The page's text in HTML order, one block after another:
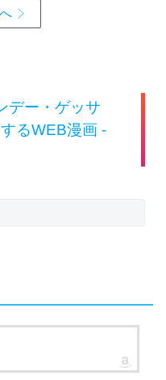
デー・ゲッサ
るWEB漫画 -